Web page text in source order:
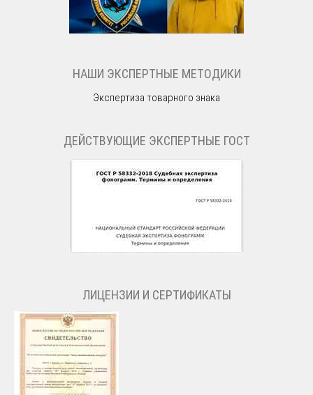
НАШИ ЭКСПЕРТНЫЕ МЕТОДИКИ
Экспертиза товарного знака
ДЕЙСТВУЮЩИЕ ЭКСПЕРТНЫЕ ГОСТ
ЛИЦЕНЗИИ И СЕРТИФИКАТЫ